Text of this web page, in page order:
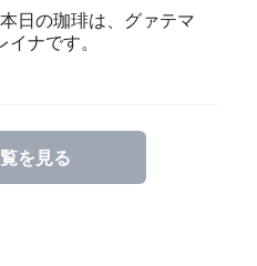
日の珈琲は、グァテマ
ナです。
を見る